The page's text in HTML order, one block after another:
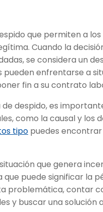
que permiten a
Cuando la
se considera un
pueden enfrentarse a
fin a su contrato
despido, es
como la causal y los
tipo puedes
que genera
puede significar la
problemática, contar
y buscar una solución